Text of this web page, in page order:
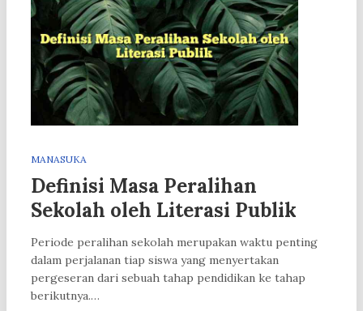
MANASUKA
Definisi Masa Peralihan
Sekolah oleh Literasi Publik
Periode peralihan sekolah merupakan waktu penting
dalam perjalanan tiap siswa yang menyertakan
pergeseran dari sebuah tahap pendidikan ke tahap
berikutnya.…